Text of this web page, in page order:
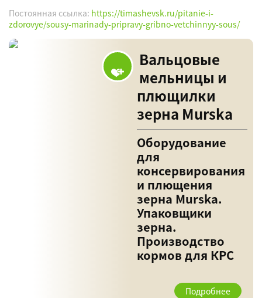
Постоянная ссылка: https://timashevsk.ru/pitanie-i-
zdorovye/sousy-marinady-pripravy-gribno-vetchinnyy-sous/
Вальцовые
мельницы и
плющилки
зерна Murska
Оборудование
для
консервирования
и плющения
зерна Murska.
Упаковщики
зерна.
Производство
кормов для КРС
Подробнее